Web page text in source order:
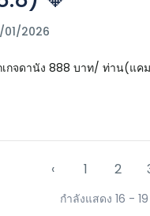
2026
กจดานัง 888 บาท/ ท่าน(แค
‹ 1 2
กำลังแสดง 16 -